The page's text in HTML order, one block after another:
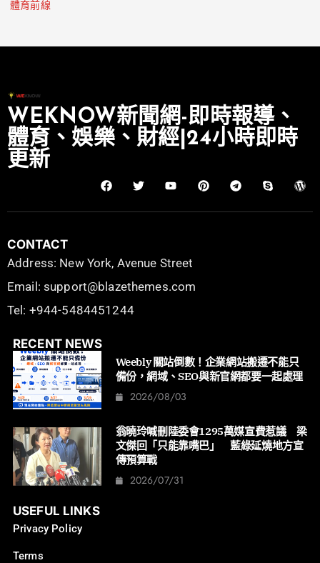
體育前線
WEKNOW新聞網-即時報導、
體育、娛樂、財經|24小時即時
更新
CONTACT
Address: New York, Avenue Street
Email: support@blazethemes.com
Tel: +944-5484451244
RECENT NEWS
Weebly 關站倒數！企業網站搬遷不能只
備份，網域、SEO與新官網都要一起處理
2026/08/03
翁曉玲喊刪陸委會1295萬媒宣費惹議 梁
文傑回「只能靠嘴巴」 藍綠延燒地方宣
傳預算戰
2026/07/31
USEFUL LINKS
Privacy Policy
Terms